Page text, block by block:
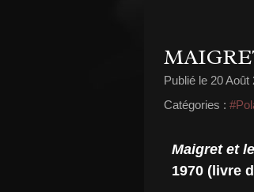
Publié le 20 Août
Catégories :
Maigret et
1970 (livre